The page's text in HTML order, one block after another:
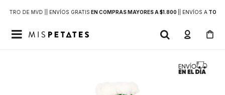
DE MVD | | ENVÍOS GRATIS EN COMPRAS MAYORES A $1.800 | ENVÍOS ATODO
